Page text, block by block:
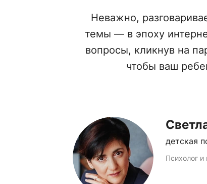
Неважно,
темы — в эпоху
вопросы, кликнув на
чтобы ваш
детская
Психолог и